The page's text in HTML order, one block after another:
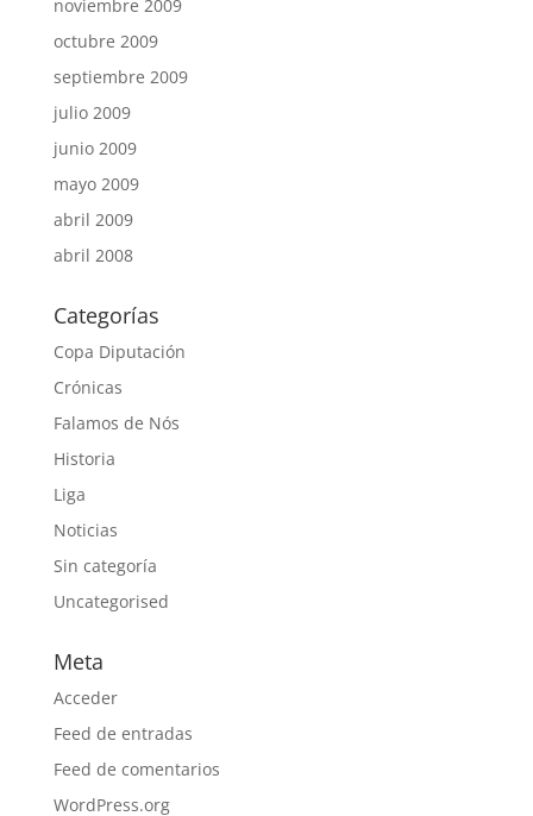
noviembre 2009
octubre 2009
septiembre 2009
julio 2009
junio 2009
mayo 2009
abril 2009
abril 2008
Categorías
Copa Diputación
Crónicas
Falamos de Nós
Historia
Liga
Noticias
Sin categoría
Uncategorised
Meta
Acceder
Feed de entradas
Feed de comentarios
WordPress.org